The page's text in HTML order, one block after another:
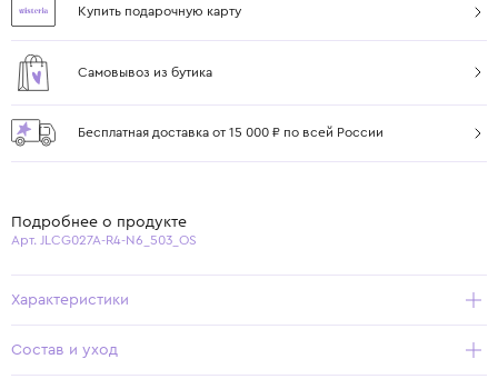
Купить подарочную карту
Самовывоз из бутика
Бесплатная доставка от 15 000 ₽ по всей России
Подробнее о продукте
Арт. JLCG027A-R4-N6_503_OS
Характеристики
Состав и уход